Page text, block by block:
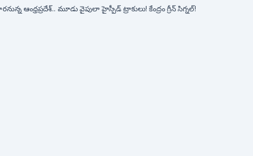
ఆంధ్రప్రదేశ్.. మూడు వైపులా హైస్పీడ్ ట్రాకులు! కేంద్రం గ్రీన్ సిగ్నల్!